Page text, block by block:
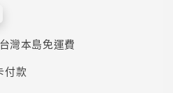
灣本島免運費
付款